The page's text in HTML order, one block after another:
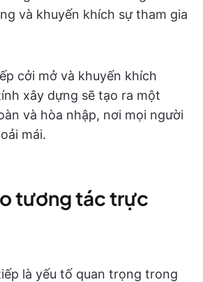
và khuyến khích sự tham gia
cởi mở và khuyến khích
xây dựng sẽ tạo ra một
và hòa nhập, nơi mọi người
mái.
tương tác trực
là yếu tố quan trọng trong